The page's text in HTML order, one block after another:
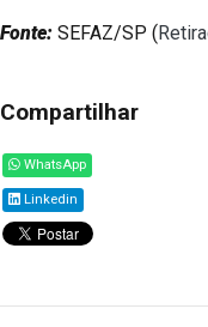
Fonte: SEFAZ/SP (
Compartilhar
WhatsApp
Linkedin